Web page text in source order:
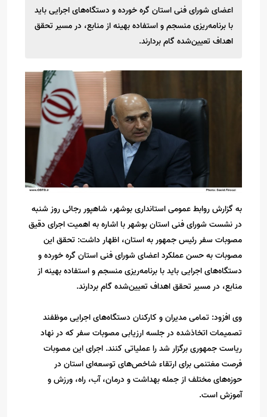
اعضای شورای فنی استان گره خورده و دستگاه‌های اجرایی باید
با برنامه‌ریزی منسجم و استفاده بهینه از منابع، در مسیر تحقق
اهداف تعیین‌شده گام بردارند.
به گزارش روابط عمومی استانداری بوشهر، شاهپور رجائی روز شنبه
در نشست شورای فنی استان بوشهر با اشاره به اهمیت اجرای دقیق
مصوبات سفر رئیس جمهور به استان، اظهار داشت: تحقق این
مصوبات به حسن عملکرد اعضای شورای فنی استان گره خورده و
دستگاه‌های اجرایی باید با برنامه‌ریزی منسجم و استفاده بهینه از
منابع، در مسیر تحقق اهداف تعیین‌شده گام بردارند.
وی افزود: تمامی مدیران و کارکنان دستگاه‌های اجرایی موظفند
تصمیمات اتخاذشده در جلسه ارزیابی مصوبات سفر که در نهاد
ریاست جمهوری برگزار شد را عملیاتی کنند. اجرای این مصوبات
فرصت مغتنمی برای ارتقاء شاخص‌های توسعه‌ای استان در
حوزه‌های مختلف از جمله بهداشت و درمان، آب، راه، ورزش و
آموزش است.